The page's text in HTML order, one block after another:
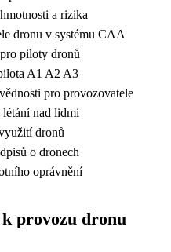
a rizika
dronu v systému CAA
piloty dronů
A1 A2 A3
pro provozovatele
létání nad lidmi
dronů
o dronech
oprávnění
provozu dronu